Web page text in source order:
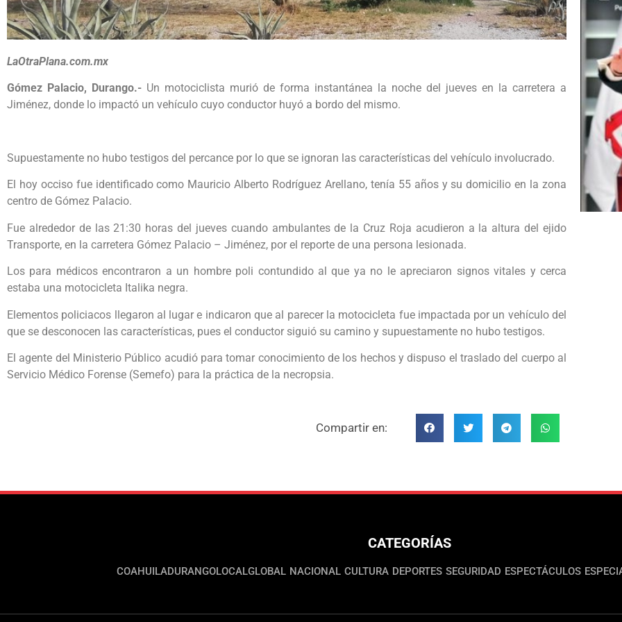
LaOtraPlana.com.mx
Gómez Palacio, Durango.- Un motociclista murió de forma instantánea la noche del jueves en la carretera a
Jiménez, donde lo impactó un vehículo cuyo conductor huyó a bordo del mismo.
Supuestamente no hubo testigos del percance por lo que se ignoran las características del vehículo involucrado.
El hoy occiso fue identificado como Mauricio Alberto Rodríguez Arellano, tenía 55 años y su domicilio en la zona
centro de Gómez Palacio.
Fue alrededor de las 21:30 horas del jueves cuando ambulantes de la Cruz Roja acudieron a la altura del ejido
Transporte, en la carretera Gómez Palacio – Jiménez, por el reporte de una persona lesionada.
Los para médicos encontraron a un hombre poli contundido al que ya no le apreciaron signos vitales y cerca
estaba una motocicleta Italika negra.
Elementos policiacos llegaron al lugar e indicaron que al parecer la motocicleta fue impactada por un vehículo del
que se desconocen las características, pues el conductor siguió su camino y supuestamente no hubo testigos.
El agente del Ministerio Público acudió para tomar conocimiento de los hechos y dispuso el traslado del cuerpo al
Servicio Médico Forense (Semefo) para la práctica de la necropsia.
Compartir en:
CATEGORÍAS
COAHUILADURANGOLOCALGLOBAL NACIONAL CULTURA DEPORTES SEGURIDAD ESPECTÁCULOS